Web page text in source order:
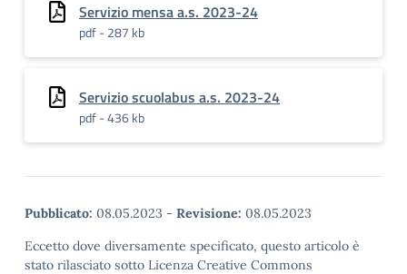
Servizio mensa a.s. 2023-24
pdf - 287 kb
Servizio scuolabus a.s. 2023-24
pdf - 436 kb
Pubblicato: 08.05.2023 - Revisione: 08.05.2023
Eccetto dove diversamente specificato, questo articolo è
stato rilasciato sotto Licenza Creative Commons